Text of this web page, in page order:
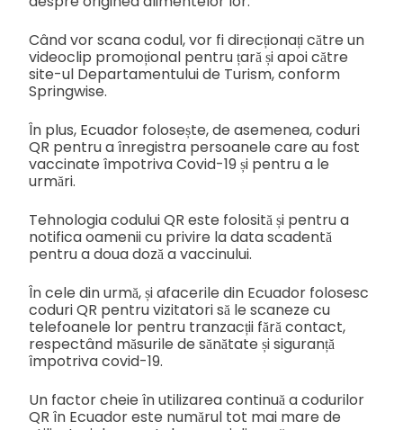
Când vor scana codul, vor fi direcționați către un
videoclip promoțional pentru țară și apoi către
site-ul Departamentului de Turism, conform
Springwise.
În plus, Ecuador folosește, de asemenea, coduri
QR pentru a înregistra persoanele care au fost
vaccinate împotriva Covid-19 și pentru a le
urmări.
Tehnologia codului QR este folosită și pentru a
notifica oamenii cu privire la data scadentă
pentru a doua doză a vaccinului.
În cele din urmă, și afacerile din Ecuador folosesc
coduri QR pentru vizitatori să le scaneze cu
telefoanele lor pentru tranzacții fără contact,
respectând măsurile de sănătate și siguranță
împotriva covid-19.
Un factor cheie în utilizarea continuă a codurilor
QR în Ecuador este numărul tot mai mare de